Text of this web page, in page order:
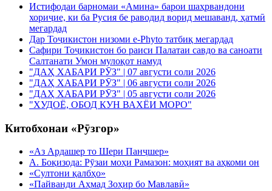
Истифодаи барномаи «Амина» барои шаҳрвандони
хориҷие, ки ба Русия бе раводид ворид мешаванд, ҳатмӣ
мегардад
Дар Тоҷикистон низоми e-Phyto татбиқ мегардад
Сафири Тоҷикистон бо раиси Палатаи савдо ва саноати
Салтанати Умон мулоқот намуд
"ДАҲ ХАБАРИ РӮЗ" | 07 августи соли 2026
"ДАҲ ХАБАРИ РӮЗ" | 06 августи соли 2026
"ДАҲ ХАБАРИ РӮЗ" | 05 августи соли 2026
"ХУДОЁ, ОБОД КУН ВАХЁИ МОРО"
Китобхонаи «Рӯзгор»
«Аз Ардашер то Шери Панҷшер»
А. Боқизода: Рӯзаи моҳи Рамазон: моҳият ва аҳкоми он
«Султони қалбҳо»
«Пайванди Аҳмад Зоҳир бо Мавлавӣ»